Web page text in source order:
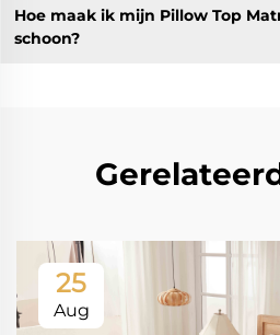
Hoe maak ik mijn Pillow Top
schoon?
25
Aug